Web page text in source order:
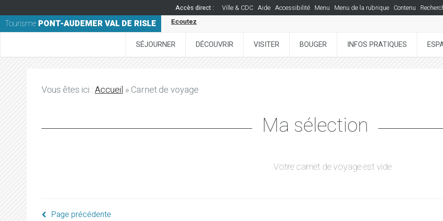
Accès direct : Ville & CDC Aide Accessibilité Menu Menu de la rubrique Contenu
Tourisme PONT-AUDEMER VAL DE RISLE Ecoutez
SÉJOURNER DÉCOUVRIR VISITER BOUGER INFOS PRATIQUES
Vous êtes ici :Accueil» Carnet de voyage
Ma sélection
Votre carnet de voyage est vide
Page précédente